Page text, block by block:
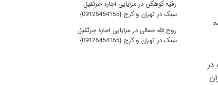
در
رقیه کوهکن در مزایایی اجاره جرثقیل
سبک در تهران و کرج {09126454165}
روح الله جمالی در مزایایی اجاره جرثقیل
سبک در تهران و کرج {09126454165}